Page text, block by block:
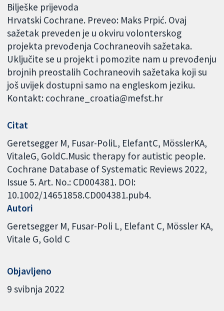
Bilješke prijevoda
Hrvatski Cochrane. Preveo: Maks Prpić. Ovaj
sažetak preveden je u okviru volonterskog
projekta prevođenja Cochraneovih sažetaka.
Uključite se u projekt i pomozite nam u prevođenju
brojnih preostalih Cochraneovih sažetaka koji su
još uvijek dostupni samo na engleskom jeziku.
Kontakt: cochrane_croatia@mefst.hr
Citat
Geretsegger M, Fusar-PoliL, ElefantC, MösslerKA,
VitaleG, GoldC.Music therapy for autistic people.
Cochrane Database of Systematic Reviews 2022,
Issue 5. Art. No.: CD004381. DOI:
10.1002/14651858.CD004381.pub4.
Autori
Geretsegger M Fusar-Poli L Elefant C Mössler KA
Vitale G Gold C
Objavljeno
9 svibnja 2022